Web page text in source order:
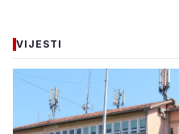
VIJESTI